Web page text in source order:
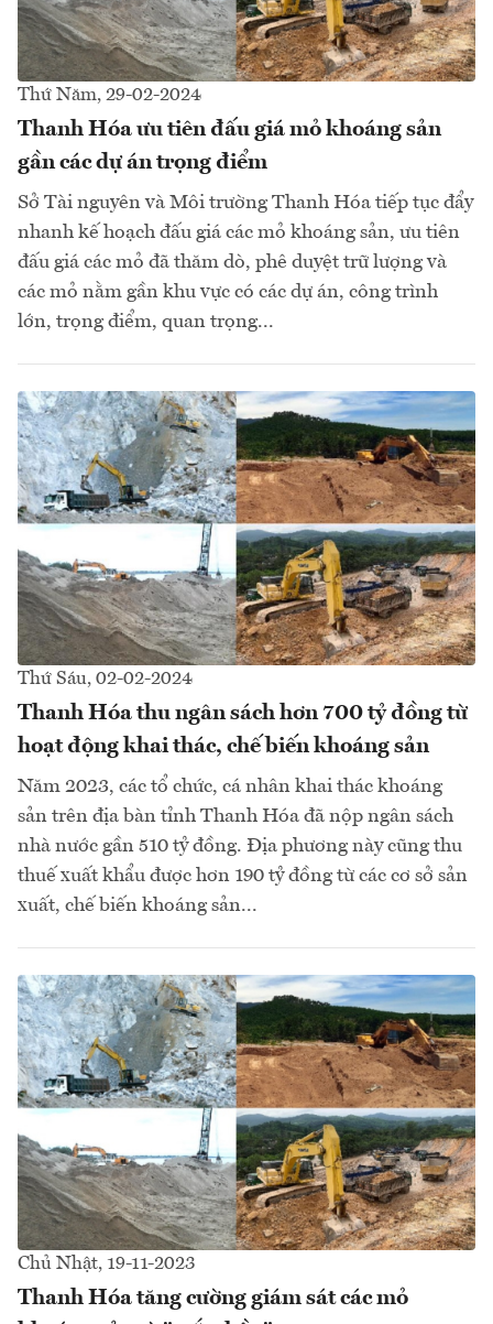
Thứ Năm, 29-02-2024
Thanh Hóa ưu tiên đấu giá mỏ khoáng sản
gần các dự án trọng điểm
Sở Tài nguyên và Môi trường Thanh Hóa tiếp tục đẩy
nhanh kế hoạch đấu giá các mỏ khoáng sản, ưu tiên
đấu giá các mỏ đã thăm dò, phê duyệt trữ lượng và
các mỏ nằm gần khu vực có các dự án, công trình
lớn, trọng điểm, quan trọng...
Thứ Sáu, 02-02-2024
Thanh Hóa thu ngân sách hơn 700 tỷ đồng từ
hoạt động khai thác, chế biến khoáng sản
Năm 2023, các tổ chức, cá nhân khai thác khoáng
sản trên địa bàn tỉnh Thanh Hóa đã nộp ngân sách
nhà nước gần 510 tỷ đồng. Địa phương này cũng thu
thuế xuất khẩu được hơn 190 tỷ đồng từ các cơ sở sản
xuất, chế biến khoáng sản...
Chủ Nhật, 19-11-2023
Thanh Hóa tăng cường giám sát các mỏ